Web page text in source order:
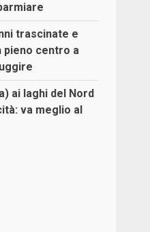
trascinate e
pieno centro a
ai laghi del Nord
va meglio al